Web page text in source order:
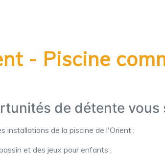
- Piscine
de détente
installations de la piscine de l'Orient :
et des jeux pour enfants ;